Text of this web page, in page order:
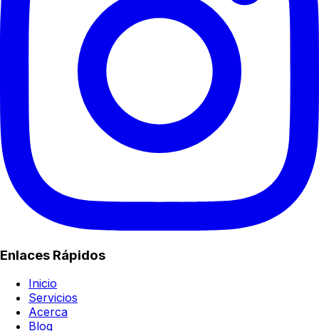
Enlaces Rápidos
Inicio
Servicios
Acerca
Blog